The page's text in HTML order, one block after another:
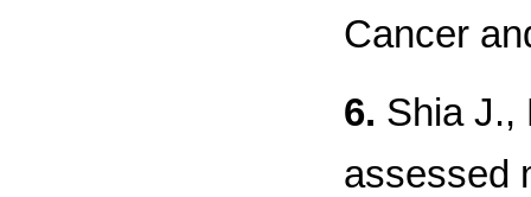
Cancer
6. Shia J.,
assessed